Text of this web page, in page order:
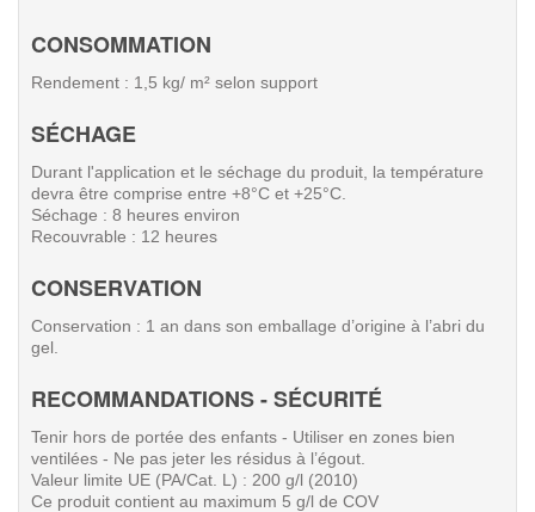
CONSOMMATION
Rendement : 1,5 kg/ m² selon support
SÉCHAGE
Durant l'application et le séchage du produit, la température
devra être comprise entre +8°C et +25°C.
Séchage : 8 heures environ
Recouvrable : 12 heures
CONSERVATION
Conservation : 1 an dans son emballage d’origine à l’abri du
gel.
RECOMMANDATIONS - SÉCURITÉ
Tenir hors de portée des enfants - Utiliser en zones bien
ventilées - Ne pas jeter les résidus à l’égout.
Valeur limite UE (PA/Cat. L) : 200 g/l (2010)
Ce produit contient au maximum 5 g/l de COV